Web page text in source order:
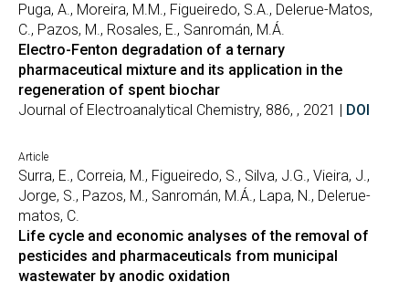
Puga, A., Moreira, M.M., Figueiredo, S.A., Delerue-Matos,
C., Pazos, M., Rosales, E., Sanromán, M.Á.
Electro-Fenton degradation of a ternary
pharmaceutical mixture and its application in the
regeneration of spent biochar
Journal of Electroanalytical Chemistry, 886, , 2021 | DOI
Article
Surra, E., Correia, M., Figueiredo, S., Silva, J.G., Vieira, J.,
Jorge, S., Pazos, M., Sanromán, M.Á., Lapa, N., Delerue-
matos, C.
Life cycle and economic analyses of the removal of
pesticides and pharmaceuticals from municipal
wastewater by anodic oxidation